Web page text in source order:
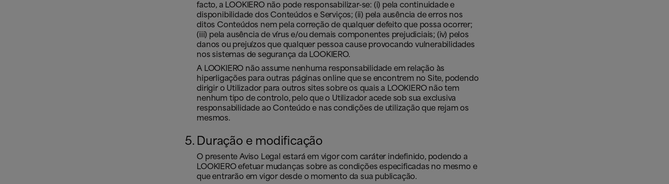
facto, a LOOKIERO não pode responsabilizar-se: (i) pela continuidade e
disponibilidade dos Conteúdos e Serviços; (ii) pela ausência de erros nos
ditos Conteúdos nem pela correção de qualquer defeito que possa ocorrer;
(iii) pela ausência de vírus e/ou demais componentes prejudiciais; (iv) pelos
danos ou prejuízos que qualquer pessoa cause provocando vulnerabilidades
nos sistemas de segurança da LOOKIERO.
A LOOKIERO não assume nenhuma responsabilidade em relação às
hiperligações para outras páginas online que se encontrem no Site, podendo
dirigir o Utilizador para outros sites sobre os quais a LOOKIERO não tem
nenhum tipo de controlo, pelo que o Utilizador acede sob sua exclusiva
responsabilidade ao Conteúdo e nas condições de utilização que rejam os
mesmos.
Duração e modificação
O presente Aviso Legal estará em vigor com caráter indefinido, podendo a
LOOKIERO efetuar mudanças sobre as condições especificadas no mesmo e
que entrarão em vigor desde o momento da sua publicação.